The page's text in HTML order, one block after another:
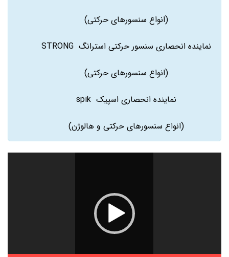
(انواع سنسورهای حرکتی)
نماینده انحصاری سنسور حرکتی استرانگ STRONG
(انواع سنسورهای حرکتی)
نماینده انحصاری اسپیک spik
(انواع سنسورهای حرکتی و هالوژن)